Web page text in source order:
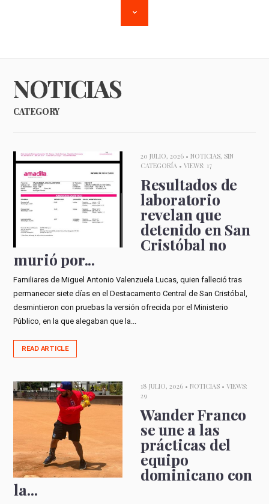
NOTICIAS
CATEGORY
20 JULIO, 2026 • NOTICIAS, SIN
CATEGORÍA • VIEWS: 17
Resultados de
laboratorio
revelan que
detenido en San
Cristóbal no
murió por...
Familiares de Miguel Antonio Valenzuela Lucas, quien falleció tras
permanecer siete días en el Destacamento Central de San Cristóbal,
desmintieron con pruebas la versión ofrecida por el Ministerio
Público, en la que alegaban que la...
READ ARTICLE
18 JULIO, 2026 • NOTICIAS• VIEWS:
29
Wander Franco
se une a las
prácticas del
equipo
dominicano con
la...